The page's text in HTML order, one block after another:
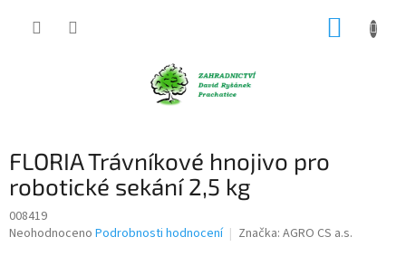
FLORIA Trávníkové hnojivo pro
robotické sekání 2,5 kg
008419
Průměrné
Neohodnoceno Podrobnosti hodnocení Značka: AGRO CS a.s.